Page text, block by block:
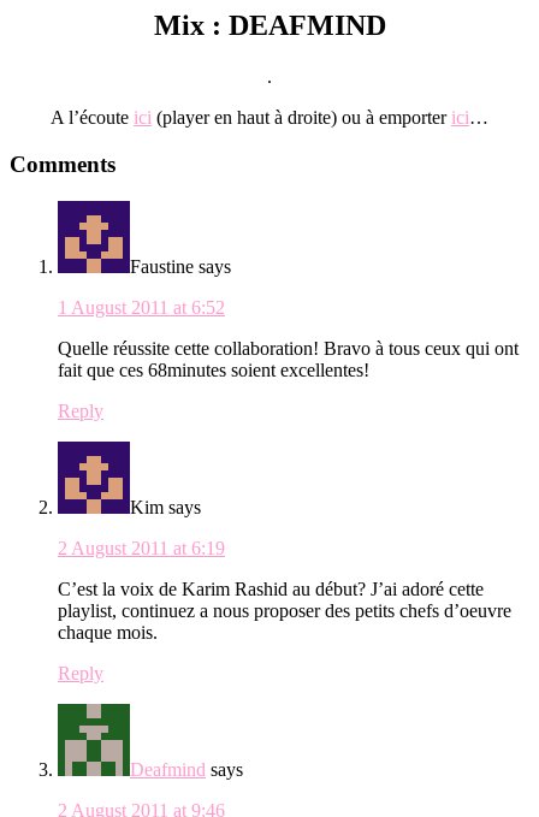
Mix : DEAFMIND
.
A l’écoute ici (player en haut à droite) ou à emporter ici…
Reader
Interactions
Comments
Faustine says
1 August 2011 at 6:52
Quelle réussite cette collaboration! Bravo à tous ceux qui ont
fait que ces 68minutes soient excellentes!
Reply
Kim says
2 August 2011 at 6:19
C’est la voix de Karim Rashid au début? J’ai adoré cette
playlist, continuez a nous proposer des petits chefs d’oeuvre
chaque mois.
Reply
Deafmind says
2 August 2011 at 9:46